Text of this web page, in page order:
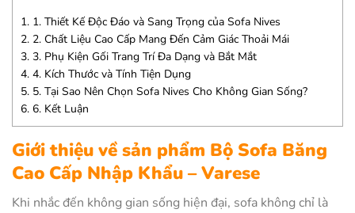
1. 1. Thiết Kế Độc Đáo và Sang Trọng của Sofa Nives
2. 2. Chất Liệu Cao Cấp Mang Đến Cảm Giác Thoải Mái
3. 3. Phụ Kiện Gối Trang Trí Đa Dạng và Bắt Mắt
4. 4. Kích Thước và Tính Tiện Dụng
5. 5. Tại Sao Nên Chọn Sofa Nives Cho Không Gian Sống?
6. 6. Kết Luận
Giới thiệu về sản phẩm Bộ Sofa Băng
Cao Cấp Nhập Khẩu – Varese
Khi nhắc đến không gian sống hiện đại, sofa không chỉ là